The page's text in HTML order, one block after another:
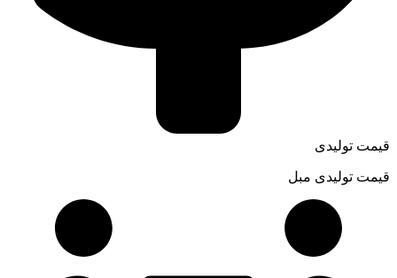
قیمت تولیدی
قیمت تولیدی مبل